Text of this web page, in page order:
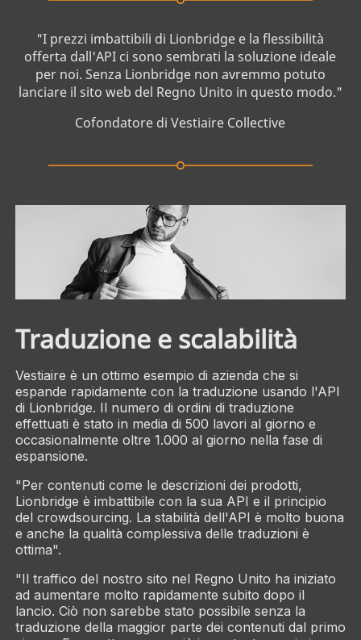
"I prezzi imbattibili di Lionbridge e la flessibilità
offerta dall'API ci sono sembrati la soluzione ideale
per noi. Senza Lionbridge non avremmo potuto
lanciare il sito web del Regno Unito in questo modo."
Cofondatore di Vestiaire Collective
Traduzione e scalabilità
Vestiaire è un ottimo esempio di azienda che si
espande rapidamente con la traduzione usando l'API
di Lionbridge. Il numero di ordini di traduzione
effettuati è stato in media di 500 lavori al giorno e
occasionalmente oltre 1.000 al giorno nella fase di
espansione.
"Per contenuti come le descrizioni dei prodotti,
Lionbridge è imbattibile con la sua API e il principio
del crowdsourcing. La stabilità dell'API è molto buona
e anche la qualità complessiva delle traduzioni è
ottima".
"Il traffico del nostro sito nel Regno Unito ha iniziato
ad aumentare molto rapidamente subito dopo il
lancio. Ciò non sarebbe stato possibile senza la
traduzione della maggior parte dei contenuti dal primo